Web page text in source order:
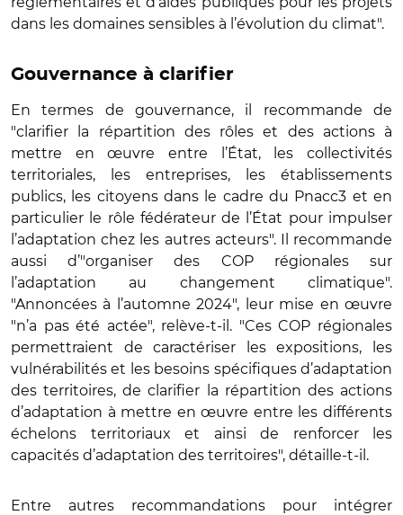
dans les domaines sensibles à l’évolution du climat".
Gouvernance à clarifier
En termes de gouvernance, il recommande de
"clarifier la répartition des rôles et des actions à
mettre en œuvre entre l’État, les collectivités
territoriales, les entreprises, les établissements
publics, les citoyens dans le cadre du Pnacc3 et en
particulier le rôle fédérateur de l’État pour impulser
l’adaptation chez les autres acteurs". Il recommande
aussi d’"organiser des COP régionales sur
l’adaptation au changement climatique".
"Annoncées à l’automne 2024", leur mise en œuvre
"n’a pas été actée", relève-t-il. "Ces COP régionales
permettraient de caractériser les expositions, les
vulnérabilités et les besoins spécifiques d’adaptation
des territoires, de clarifier la répartition des actions
d’adaptation à mettre en œuvre entre les différents
échelons territoriaux et ainsi de renforcer les
capacités d’adaptation des territoires", détaille-t-il.
Entre autres recommandations pour intégrer